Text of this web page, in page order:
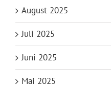
August 2025
Juli 2025
Juni 2025
Mai 2025